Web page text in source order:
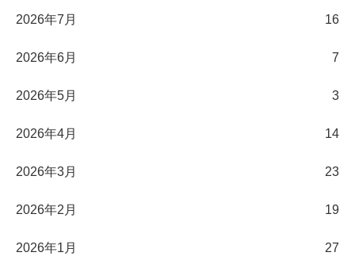
2026年7月 16
2026年6月 7
2026年5月 3
2026年4月 14
2026年3月 23
2026年2月 19
2026年1月 27